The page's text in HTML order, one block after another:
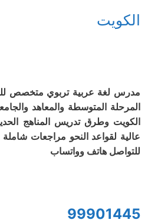
الكويت
المرحلة المتوسطة والمعاهد
الكويت وطرق تدريس المناهج
عالية لقواعد النحو مراجعات شاملة
للتواصل هاتف وواتساب
99901445